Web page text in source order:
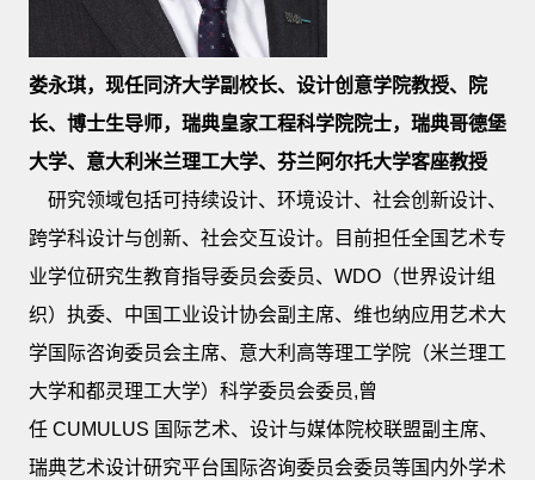
娄永琪，现任同济大学副校长、设计创意学院教授、院
长、博士生导师，瑞典皇家工程科学院院士，瑞典哥德堡
大学、意大利米兰理工大学、芬兰阿尔托大学客座教授
研究领域包括可持续设计、环境设计、社会创新设计、
跨学科设计与创新、社会交互设计。目前担任全国艺术专
业学位研究生教育指导委员会委员、WDO（世界设计组
织）执委、中国工业设计协会副主席、维也纳应用艺术大
学国际咨询委员会主席、意大利高等理工学院（米兰理工
大学和都灵理工大学）科学委员会委员,曾
任 CUMULUS 国际艺术、设计与媒体院校联盟副主席、
瑞典艺术设计研究平台国际咨询委员会委员等国内外学术